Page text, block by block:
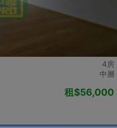
4房
中層
租$56,000